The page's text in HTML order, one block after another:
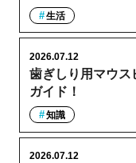
生活
歯ぎしり用マウス
ガイド！
2026.07.12
知識
2026.07.12